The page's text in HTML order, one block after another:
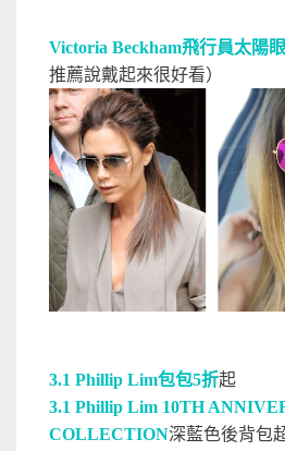
Victoria Beckham飛行員太陽
推薦說戴起來很好看）
3.1 Phillip Lim包包5折起
3.1 Phillip Lim 10TH
COLLECTION深藍色後背包